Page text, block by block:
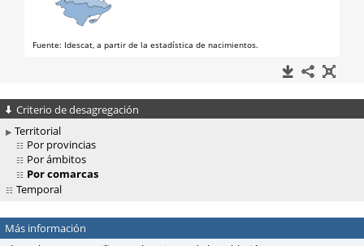
Criterio de desagregación
Territorial
Por provincias
Por ámbitos
Por comarcas
Temporal
Más información